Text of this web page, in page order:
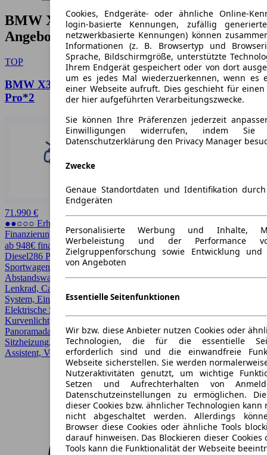
Cookies, Endgeräte- oder ähnliche Online-
login-basierte Kennungen, zufällig
netzwerkbasierte Kennungen) können
Informationen (z. B. Browsertyp und
Sprache, Bildschirmgröße, unterstützte
Ihrem Endgerät gespeichert oder von dort
um es jedes Mal wiederzuerkennen, wenn es
einer Webseite aufruft. Dies geschieht für
der hier aufgeführten Verarbeitungszwecke.
Sie können Ihre Präferenzen jederzeit
Einwilligungen widerrufen, indem
Datenschutzerklärung den Privacy Manager
Zwecke
Genaue Standortdaten und Identifikation
Endgeräten
Personalisierte Werbung und Inhalte,
Werbeleistung und der Performance
Zielgruppenforschung sowie Entwicklung und
von Angeboten
Essentielle Seitenfunktionen
Wir bzw. diese Anbieter nutzen Cookies oder
Technologien, die für die essentielle
erforderlich sind und die einwandfreie
Webseite sicherstellen. Sie werden
Nutzeraktivitäten genutzt, um wichtige
Setzen und Aufrechterhalten von
Datenschutzeinstellungen zu ermöglichen.
dieser Cookies bzw. ähnlicher Technologien kann
nicht abgeschaltet werden. Allerdings
Browser diese Cookies oder ähnliche Tools
darauf hinweisen. Das Blockieren dieser
Tools kann die Funktionalität der Webseite
BMW X-Reihe Coupe / Sportwagen
Angebote
TOP
BMW X3 40d xDrive 627€ netto/mtl.*M Sportpaket
Pro*2
71.990 €
●●○○○ Erhöhter Preis
Finanzierung möglich
ab 948€ finanzieren ↗
Diesel286 PS (210 kW)13.174 kmEZ 09/2025AutomatikCoupe /
Sportwagen 4 Türen
Abstandswarner, Allrad, Android Auto, Apple CarPlay, Beheizbares
Lenkrad, CarPlay, Einparkhilfe, Einparkhilfe selbstlenkendes
System, Einparkhilfe Sensoren hinten, Einparkhilfe Sensoren vorne,
Elektrische Sitze, Fernlichtassistent, Garantie, Head-up display,
Kurvenlicht, LED, LED-Scheinwerfer, Lichtsensor, Lordosenstütze,
Panoramadach, Regensensor, Scheckheftgepflegt, Schiebedach,
Sitzheizung, Sportpaket, Sportsitze, Spurhalteassistent, Totwinkel-
Assistent, Verkehrszeichenerkennung